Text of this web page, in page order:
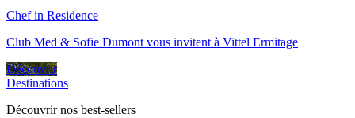
Chef in Residence
Club Med & Sofie Dumont vous invitent à Vittel Ermitage
Découvrir
Destinations
Découvrir nos best-sellers